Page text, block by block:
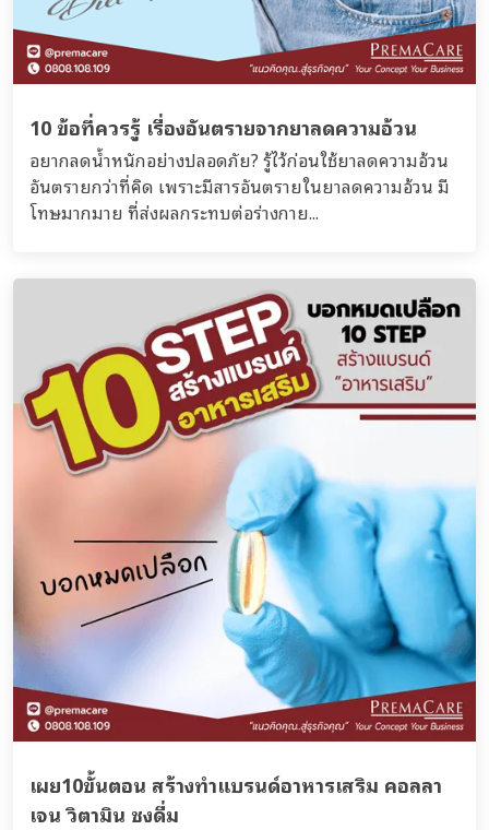
10 ข้อที่ควรรู้ เรื่องอันตรายจากยาลดความอ้วน
อยากลดน้ำหนักอย่างปลอดภัย? รู้ไว้ก่อนใช้ยาลดความอ้วน
อันตรายกว่าที่คิด เพราะมีสารอันตรายในยาลดความอ้วน มี
โทษมากมาย ที่ส่งผลกระทบต่อร่างกาย...
เผย10ขั้นตอน สร้างทำแบรนด์อาหารเสริม คอลลา
เจน วิตามิน ชงดื่ม